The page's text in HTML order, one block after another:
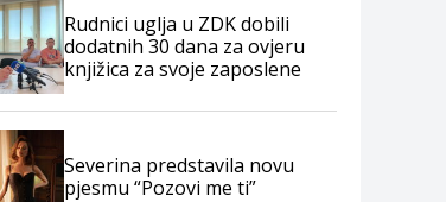
Rudnici uglja u ZDK dobili
dodatnih 30 dana za ovjeru
knjižica za svoje zaposlene
Severina predstavila novu
pjesmu “Pozovi me ti”